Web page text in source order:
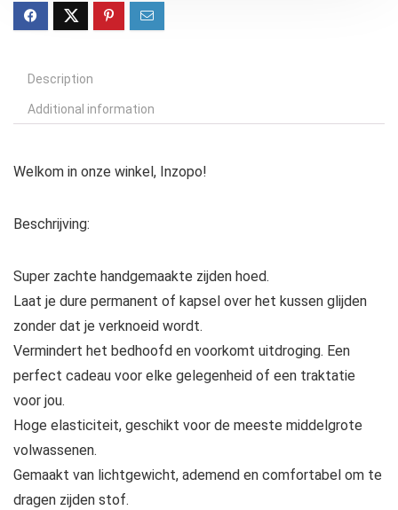
Description
Additional information
Welkom in onze winkel, Inzopo!
Beschrijving:
Super zachte handgemaakte zijden hoed.
Laat je dure permanent of kapsel over het kussen glijden
zonder dat je verknoeid wordt.
Vermindert het bedhoofd en voorkomt uitdroging. Een
perfect cadeau voor elke gelegenheid of een traktatie
voor jou.
Hoge elasticiteit, geschikt voor de meeste middelgrote
volwassenen.
Gemaakt van lichtgewicht, ademend en comfortabel om te
dragen zijden stof.